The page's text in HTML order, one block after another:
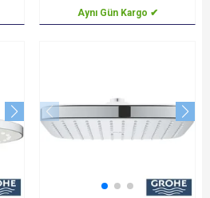
Aynı Gün Kargo ✔